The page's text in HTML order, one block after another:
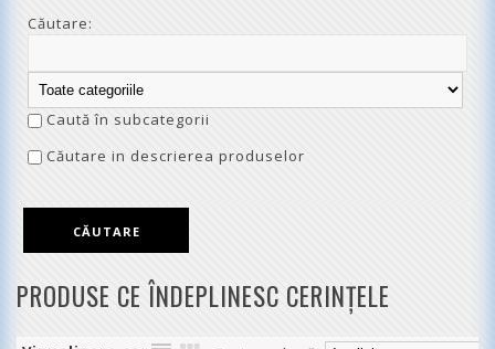
Căutare:
Caută în subcategorii
Căutare in descrierea produselor
PRODUSE CE ÎNDEPLINESC CERINŢELE